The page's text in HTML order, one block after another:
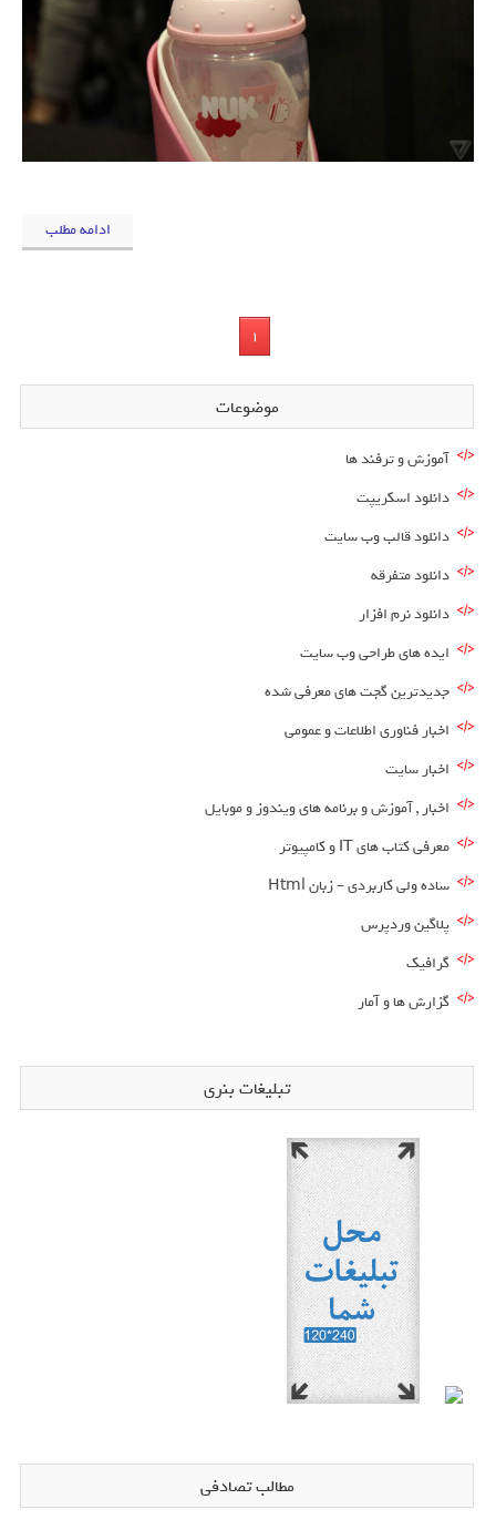
ادامه مطلب
1
موضوعات
آموزش و ترفند ها
دانلود اسکریپت
دانلود قالب وب سایت
دانلود متفرقه
دانلود نرم افزار
ایده های طراحی وب سایت
جدیدترین گجت های معرفی شده
اخبار فناوری اطلاعات و عمومی
اخبار سایت
اخبار , آموزش و برنامه های ویندوز و موبایل
معرفی کتاب های IT و کامپیوتر
ساده ولی کاربردی – زبان Html
پلاگین وردپرس
گرافیک
گزارش ها و آمار
تبلیغات بنری
مطالب تصادفی